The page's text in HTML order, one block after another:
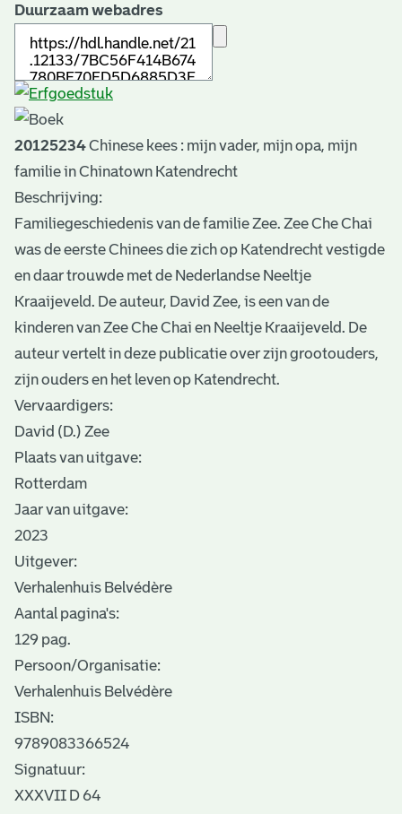
Duurzaam webadres
20125234Chinese kees : mijn vader, mijn opa, mijn
familie in Chinatown Katendrecht
Beschrijving:
Familiegeschiedenis van de familie Zee. Zee Che Chai
was de eerste Chinees die zich op Katendrecht vestigde
en daar trouwde met de Nederlandse Neeltje
Kraaijeveld. De auteur, David Zee, is een van de
kinderen van Zee Che Chai en Neeltje Kraaijeveld. De
auteur vertelt in deze publicatie over zijn grootouders,
zijn ouders en het leven op Katendrecht.
Vervaardigers:
David (D.) Zee
Plaats van uitgave:
Rotterdam
Jaar van uitgave:
2023
Uitgever:
Verhalenhuis Belvédère
Aantal pagina's:
129 pag.
Persoon/Organisatie:
Verhalenhuis Belvédère
ISBN:
9789083366524
Signatuur:
XXXVII D 64